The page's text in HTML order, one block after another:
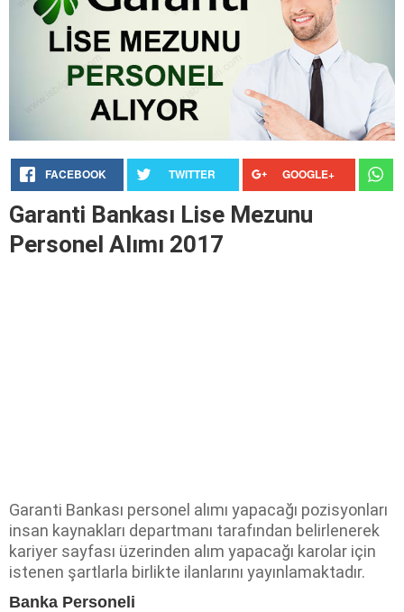
FACEBOOK TWITTER GOOGLE+
Garanti Bankası Lise Mezunu
Personel Alımı 2017
Garanti Bankası personel alımı yapacağı pozisyonları
insan kaynakları departmanı tarafından belirlenerek
kariyer sayfası üzerinden alım yapacağı karolar için
istenen şartlarla birlikte ilanlarını yayınlamaktadır.
Banka Personeli